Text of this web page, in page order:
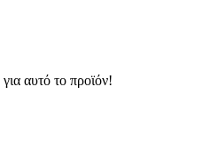
αυτό το προϊόν!